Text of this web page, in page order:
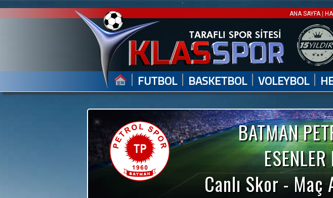
ANA SAYFA|
| FUTBOL | BASKETBOL | VOLEYBOL |
BATMAN
Canlı Skor - Maç